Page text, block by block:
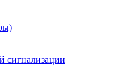
сигнализации